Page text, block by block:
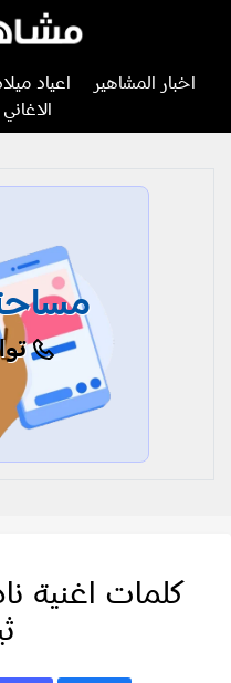
اخبار المشاهير اعياد
الاغاني
كلمات اغنية